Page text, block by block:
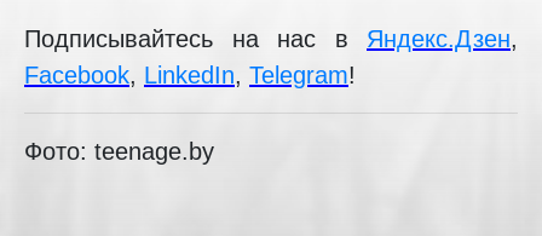
Подписывайтесь на нас в Яндекс.Дзен,
Facebook, LinkedIn, Telegram!
Фото: teenage.by